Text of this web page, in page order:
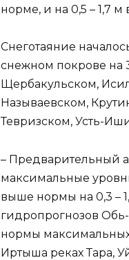
норме, и на 0,5 – 1,7
Снеготаяние
снежном покрове на
Щербакульском,
Называевском,
Тевризском, Усть-
– Предварительный
максимальные
выше нормы на 0,3 –
гидропрогнозов
нормы
Иртыша реках Тара,